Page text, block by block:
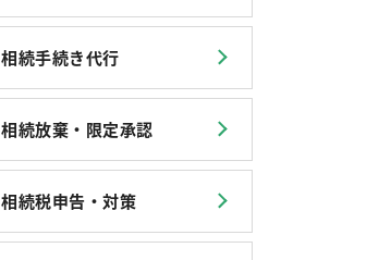
相続手続き代行
相続放棄・限定承認
相続税申告・対策